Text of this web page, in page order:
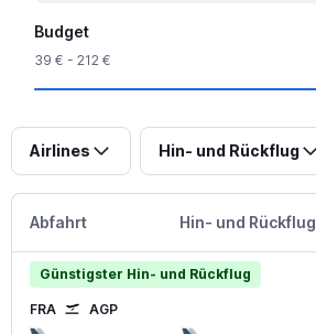
Budget
39 € - 212 €
Airlines Hin- und Rückflug
Abfahrt Hin- und Rückflug
Günstigster Hin- und Rückflug
FRA AGP